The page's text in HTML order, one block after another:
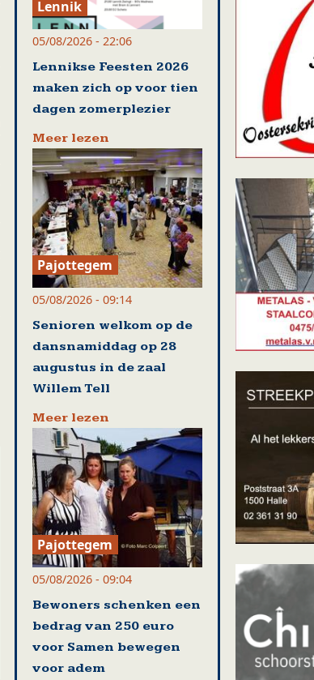
Lennik
05/08/2026 - 22:06
Lennikse Feesten 2026
maken zich op voor tien
dagen zomerplezier
Meer lezen
Pajottegem
05/08/2026 - 09:14
Senioren welkom op de
dansnamiddag op 28
augustus in de zaal
Willem Tell
Meer lezen
Pajottegem
05/08/2026 - 09:04
Bewoners schenken een
bedrag van 250 euro
voor Samen bewegen
voor adem